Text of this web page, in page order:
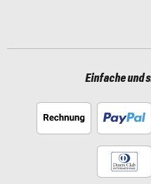
Einfache und